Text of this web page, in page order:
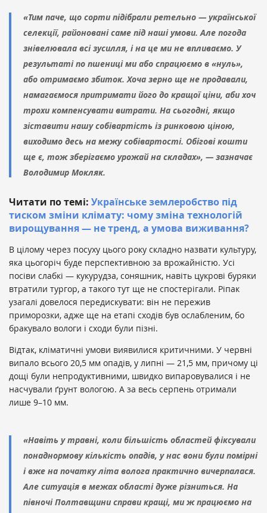
«Тим паче, що сорти підібрали ретельно — української
селекції, районовані саме під наші умови. Але погода
знівелювала всі зусилля, і на це ми не впливаємо. У
результаті по пшениці ми або спрацюємо в «нуль»,
або отримаємо збиток. Хоча зерно ще не продавали,
намагаємося притримати його до кращої ціни, аби хоч
трохи компенсувати витрати. На сьогодні, якщо
зіставити нашу собівартість із ринковою ціною,
виходимо десь на межу собівартості. Обігові кошти
ще є, тож зберігаємо урожай на складах», — зазначає
Володимир Мокляк.
Читати по темі: Українське землеробство під
тиском зміни клімату: чому зміна технологій
вирощування — не тренд, а умова виживання?
В цілому через посуху цього року складно назвати культуру,
яка цьогоріч буде перспективною за врожайністю. Усі
посіви слабкі — кукурудза, соняшник, навіть цукрові буряки
втратили тургор, а такого тут ще не спостерігали. Ріпак
узагалі довелося передискувати: він не пережив
приморозки, адже ще на етапі сходів був ослабленим, бо
бракувало вологи і сходи були пізні.
Відтак, кліматичні умови виявилися критичними. У червні
випало всього 20,5 мм опадів, у липні — 21,5 мм, причому ці
дощі були непродуктивними, швидко випаровувалися і не
насчували ґрунт вологою. А за весь серпень отримали
лише 9–10 мм.
«Навіть у травні, коли більшість областей фіксували
понаднормову кількість опадів, у нас вони були помірні
і вже на початку літа волога практично вичерпалася.
Але ситуація в межах області дуже різниться. На
півночі Полтавщини справи кращі, ми ж працюємо на